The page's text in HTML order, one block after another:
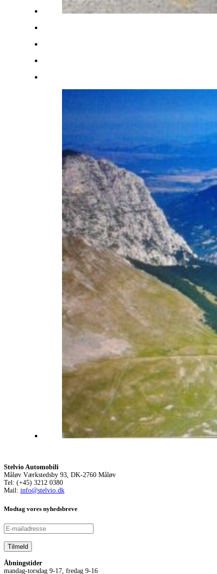
Stelvio Automobili
Måløv Værkstedsby 93, DK-2760 Måløv
Tel: (+45) 3212 0380
Mail: info@stelvio.dk
Modtag vores nyhedsbreve
Åbningstider
mandag-torsdag 9-17, fredag 9-16